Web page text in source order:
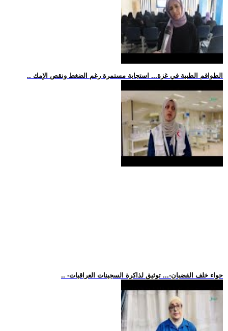
.. الطواقم الطبية في غزة... استجابة مستمرة رغم الضغط ونقص الإمك
.. -حواء خلف القضبان-... توثيق لذاكرة السجينات العراقيات